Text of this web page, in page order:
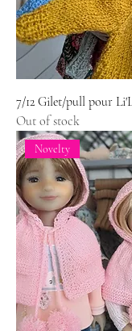
7/12 Gilet/pull pour
Out of stock
Novelty